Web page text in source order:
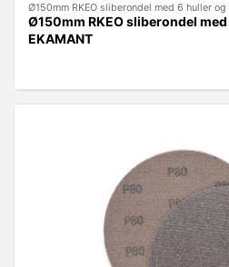
Ø150mm RKEO sliberondel med 6 huller
Ø150mm RKEO sliberondel
EKAMANT